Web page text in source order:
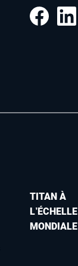
TITAN À
L’ÉCHELLE
MONDIALE